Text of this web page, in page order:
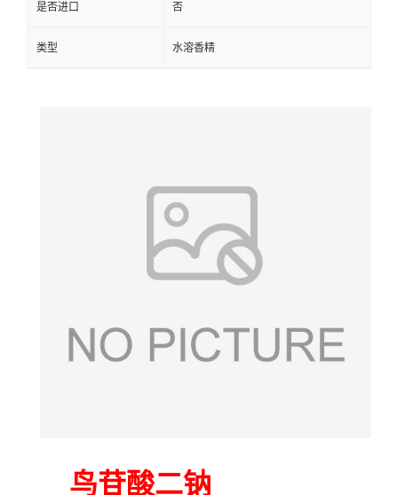
是否进口 否
类型 水溶香精
鸟苷酸二钠